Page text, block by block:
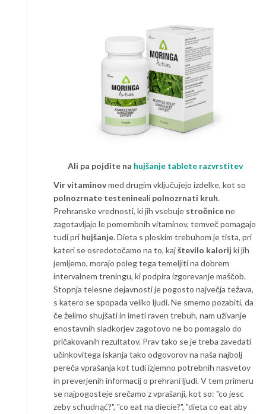
Ali pa pojdite na hujšanje tablete razvrstitev
Vir vitaminovmed drugim vključujejo izdelke, kot so
polnozrnate testenineali polnozrnati kruh.
Prehranske vrednosti, ki jih vsebuje stročnicene
zagotavljajo le pomembnih vitaminov, temveč pomagajo
tudi pri hujšanje. Dieta s ploskim trebuhom je tista, pri
kateri se osredotočamo na to, kajštevilo kalorij ki jih
jemljemo, morajo poleg tega temeljiti na dobrem
intervalnem treningu, ki podpira izgorevanje maščob.
Stopnja telesne dejavnosti je pogosto največja težava,
s katero se spopada veliko ljudi. Ne smemo pozabiti, da
če želimo shujšati in imeti raven trebuh, nam uživanje
enostavnih sladkorjev zagotovo ne bo pomagalo do
pričakovanih rezultatov. Prav tako se je treba zavedati
učinkovitega iskanja tako odgovorov na naša najbolj
pereča vprašanja kot tudi izjemno potrebnih nasvetov
in preverjenih informacij o prehrani ljudi. V tem primeru
se najpogosteje srečamo z vprašanji, kot so: "co jesc
zeby schudnąć?", "co eat na diecie?", "dieta co eat aby